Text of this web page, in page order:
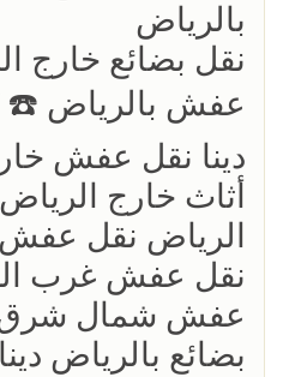
بالرياض
نقل بضائع خارج
دينا نقل عفش
أثاث خارج
الرياض نقل
نقل عفش غرب
عفش شمال شرق
بضائع بالرياض